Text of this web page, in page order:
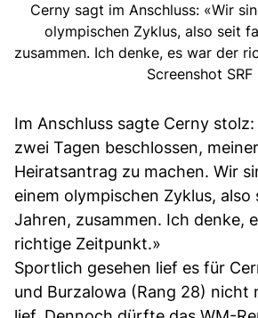
Cerny sagt im Anschluss: «Wir
olympischen Zyklus, also seit
zusammen. Ich denke, es war der
Screenshot SRF
Im Anschluss sagte Cerny
zwei Tagen beschlossen,
Heiratsantrag zu machen. Wir
einem olympischen Zyklus,
Jahren, zusammen. Ich denke,
richtige Zeitpunkt.»
Sportlich gesehen lief es für
und Burzalowa (Rang 28) nicht